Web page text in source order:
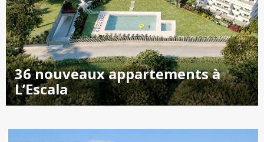
36 nouveaux appartements à
L’Escala